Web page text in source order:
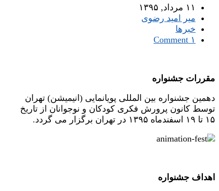
۱۱ مرداد, ۱۳۹۵
میر امید رضوی
خبرها
۱ Comment
مقررات جشنواره
دهمین جشنواره بین المللی پویانمایی (انیمیشن) تهران
توسط کانون پرورش فکری کودکان و نوجوانان از تاریخ
۱۵ تا ۱۹ اسفندماه ۱۳۹۵ در تهران برگزار می گردد.
اهداف جشنواره